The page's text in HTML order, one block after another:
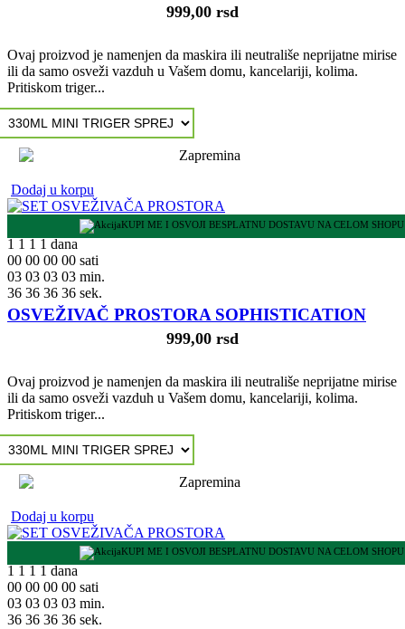
999,00 rsd
Ovaj proizvod je namenjen da maskira ili neutrališe neprijatne mirise
ili da samo osveži vazduh u Vašem domu, kancelariji, kolima.
Pritiskom triger...
Dodaj u korpu
KUPI ME I OSVOJI BESPLATNU DOSTAVU NA CELOM SHOPU
1 1 1 1 dana
00 00 00 00 sati
03 03 03 03 min.
35 35 35 35 sek.
OSVEŽIVAČ PROSTORA SOPHISTICATION
999,00 rsd
Ovaj proizvod je namenjen da maskira ili neutrališe neprijatne mirise
ili da samo osveži vazduh u Vašem domu, kancelariji, kolima.
Pritiskom triger...
Dodaj u korpu
KUPI ME I OSVOJI BESPLATNU DOSTAVU NA CELOM SHOPU
1 1 1 1 dana
00 00 00 00 sati
03 03 03 03 min.
35 35 35 35 sek.